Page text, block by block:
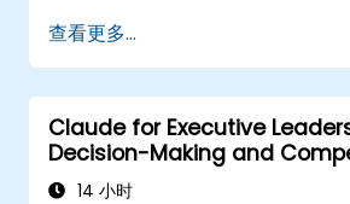
查看更多...
Claude for Executive
Decision-Making and
Advantage
14 小时